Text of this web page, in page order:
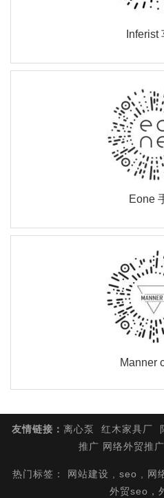
Inferist
Eone
Manner
友情链接 ： 离心泵 红木家具厂
推广 网络外贸推广
热门标签： 网站建设 , seo , 网
外贸seo，